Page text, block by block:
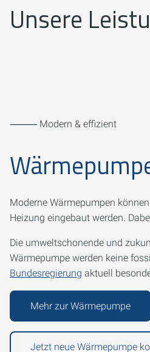
Unsere
⸻ Modern & effizient
Moderne Wärmepumpen
Heizung eingebaut werden.
Die umweltschonende und
Wärmepumpe werden keine
Bundesregierung aktuell
Mehr zur Wärmepumpe
Jetzt neue Wärmepumpe